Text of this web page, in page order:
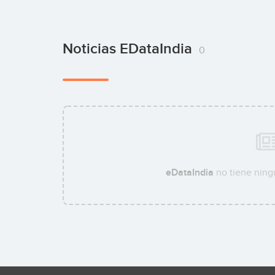
Noticias EDataIndia 0
eDataIndia no tiene